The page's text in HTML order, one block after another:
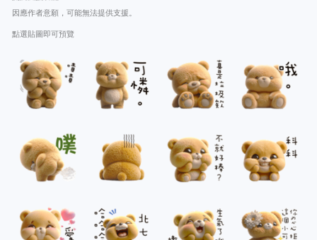
因應作者意願，可能無法提供支援。
點選貼圖即可預覽